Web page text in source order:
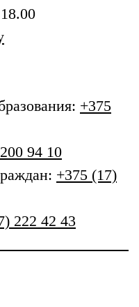
: +375
94 10
+375 (17)
222 42 43